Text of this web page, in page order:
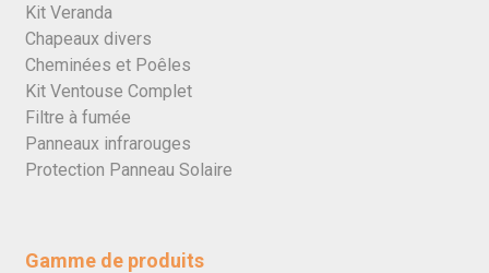
Kit Veranda
Chapeaux divers
Cheminées et Poêles
Kit Ventouse Complet
Filtre à fumée
Panneaux infrarouges
Protection Panneau Solaire
Gamme de produits